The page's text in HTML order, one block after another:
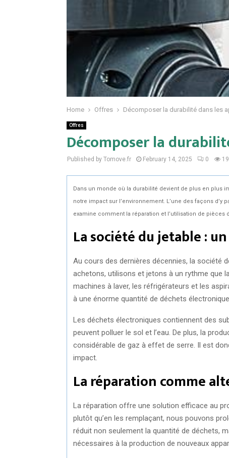
Home Offres Décomposer la durabilité dans les
Offres
Décomposer la
Published by Tomove.fr February 14, 2025 0
Dans un monde où la durabilité devient de plus en plus
notre impact sur l’environnement. L’une des façons
examine comment la réparation et l’utilisation de
La société du jetable :
Au cours des dernières décennies, la société
achetons, utilisons et jetons à un rythme que
machines à laver, les réfrigérateurs et les
à une énorme quantité de déchets
Les déchets électroniques contiennent des
peuvent polluer le sol et l’eau. De plus, la
considérable de gaz à effet de serre. Il est
impact.
La réparation comme
La réparation offre une solution efficace au
plutôt qu’en les remplaçant, nous pouvons
réduit non seulement la quantité de déchets,
nécessaires à la production de nouveaux